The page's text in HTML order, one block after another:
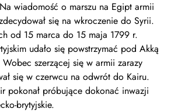
wiadomość o marszu na Egipt armii
się na wkroczenie do Syrii.
od 15 marca do 15 maja 1799 r.
udało się powstrzymać pod Akką
szerzącej się w armii zarazy
się w czerwcu na odwrót do Kairu.
pokonał próbujące dokonać inwazji
brytyjskie.